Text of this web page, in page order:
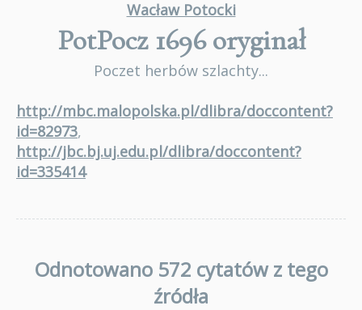
Wacław Potocki
PotPocz 1696oryginał
Poczet herbów szlachty...
http://mbc.malopolska.pl/dlibra/doccontent?
id=82973,
http://jbc.bj.uj.edu.pl/dlibra/doccontent?
id=335414
Odnotowano 572 cytatów z tego
źródła